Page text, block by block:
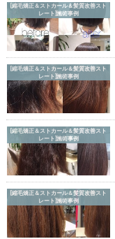
[縮毛矯正＆ストカール＆髪質改善スト
レート]施術事例
[縮毛矯正＆ストカール＆髪質改善スト
レート]施術事例
[縮毛矯正＆ストカール＆髪質改善スト
レート]施術事例
[縮毛矯正＆ストカール＆髪質改善スト
レート]施術事例